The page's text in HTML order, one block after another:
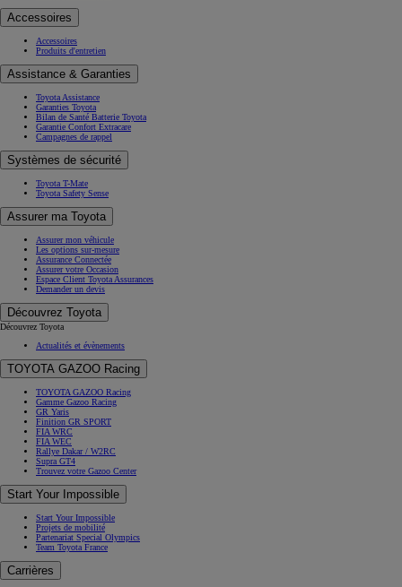
Accessoires
Accessoires
Produits d'entretien
Assistance & Garanties
Toyota Assistance
Garanties Toyota
Bilan de Santé Batterie Toyota
Garantie Confort Extracare
Campagnes de rappel
Systèmes de sécurité
Toyota T-Mate
Toyota Safety Sense
Assurer ma Toyota
Assurer mon véhicule
Les options sur-mesure
Assurance Connectée
Assurer votre Occasion
Espace Client Toyota Assurances
Demander un devis
Découvrez Toyota
Découvrez Toyota
Actualités et évènements
TOYOTA GAZOO Racing
TOYOTA GAZOO Racing
Gamme Gazoo Racing
GR Yaris
Finition GR SPORT
FIA WRC
FIA WEC
Rallye Dakar / W2RC
Supra GT4
Trouvez votre Gazoo Center
Start Your Impossible
Start Your Impossible
Projets de mobilité
Partenariat Special Olympics
Team Toyota France
Carrières